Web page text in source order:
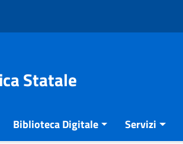
Statale
Biblioteca Digitale Servizi